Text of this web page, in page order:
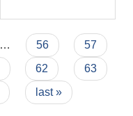
… 56
57
62
63
last »